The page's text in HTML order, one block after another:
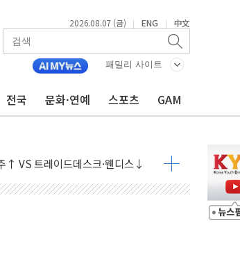
2026.08.07 (금) | ENG | 中文
패밀리 사이트
전국 문화·연예 스포츠 GAM
퇴
↑ VS 트레이드데스크·웬디스↓
전환점"